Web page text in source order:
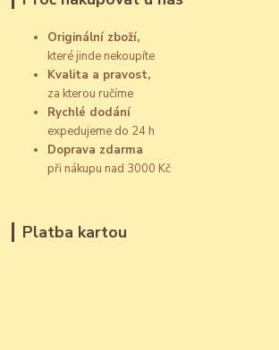
Originální zboží,
které jinde nekoupíte
Kvalita a pravost,
za kterou ručíme
Rychlé dodání
expedujeme do 24 h
Doprava zdarma
při nákupu nad 3000 Kč
Platba kartou